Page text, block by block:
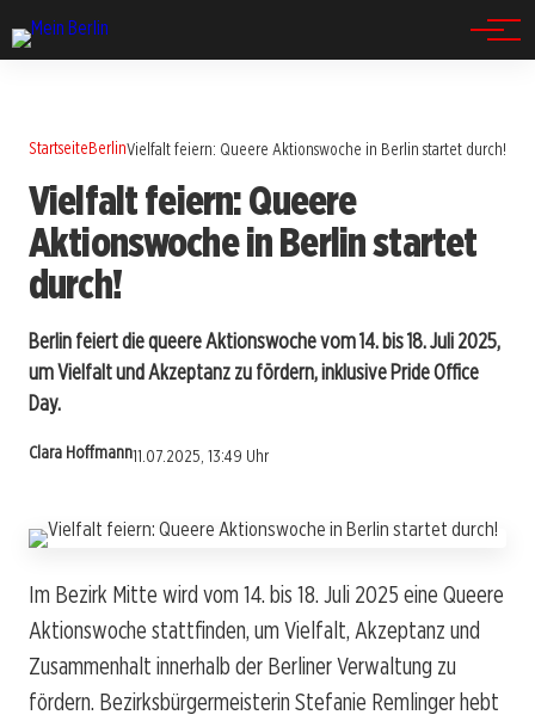
StartseiteBerlinVielfalt feiern: Queere Aktionswoche in Berlin startet durch!
Vielfalt feiern: Queere
Aktionswoche in Berlin startet
durch!
Berlin feiert die queere Aktionswoche vom 14. bis 18. Juli 2025,
um Vielfalt und Akzeptanz zu fördern, inklusive Pride Office
Day.
Clara Hoffmann11.07.2025, 13:49 Uhr
Im Bezirk Mitte wird vom 14. bis 18. Juli 2025 eine Queere
Aktionswoche stattfinden, um Vielfalt, Akzeptanz und
Zusammenhalt innerhalb der Berliner Verwaltung zu
fördern. Bezirksbürgermeisterin Stefanie Remlinger hebt